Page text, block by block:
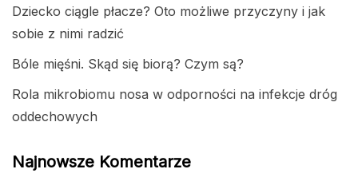
Dziecko ciągle płacze? Oto możliwe przyczyny i jak
sobie z nimi radzić
Bóle mięśni. Skąd się biorą? Czym są?
Rola mikrobiomu nosa w odporności na infekcje dróg
oddechowych
Najnowsze Komentarze